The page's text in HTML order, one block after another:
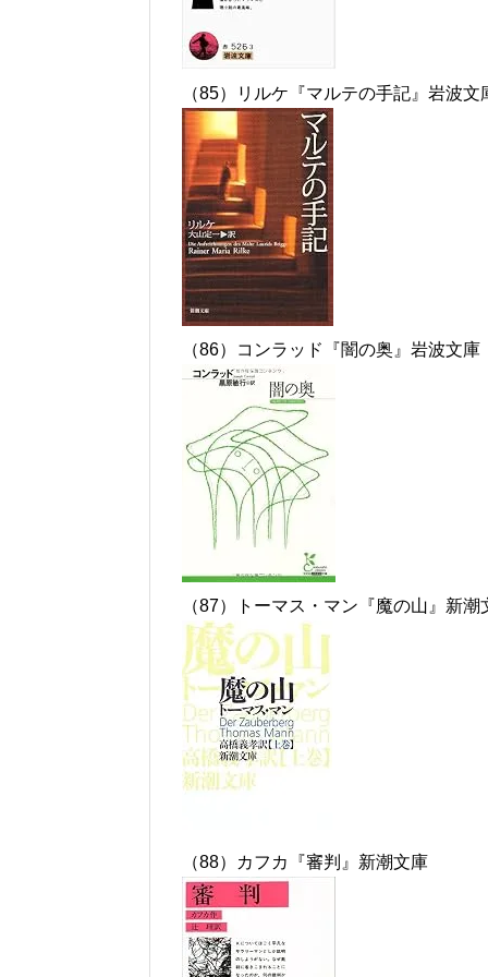
（85）リルケ『マルテの手記』岩波文
（86）コンラッド『闇の奥』岩波文庫
（87）トーマス・マン『魔の山』新潮
（88）カフカ『審判』新潮文庫